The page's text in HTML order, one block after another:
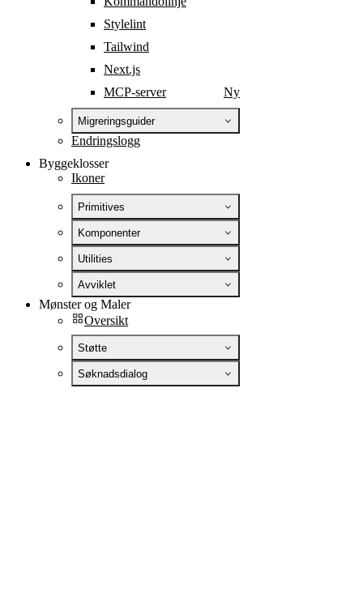
Stylelint
Tailwind
Next.js
MCP-server
Ny
Migreringsguider
Endringslogg
Byggeklosser
Ikoner
Primitives
Komponenter
Utilities
Avviklet
Mønster og Maler
Oversikt
Støtte
Søknadsdialog